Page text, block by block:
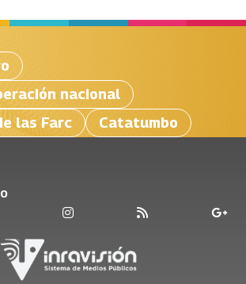
nacional
las Farc
Catatumbo